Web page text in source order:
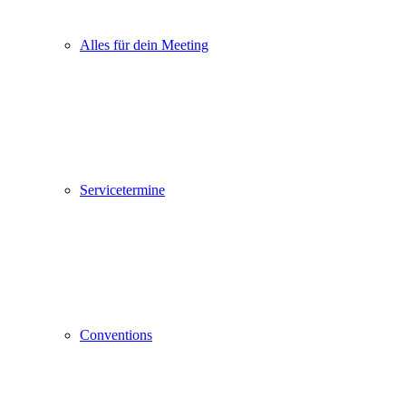
Alles für dein Meeting
Servicetermine
Conventions